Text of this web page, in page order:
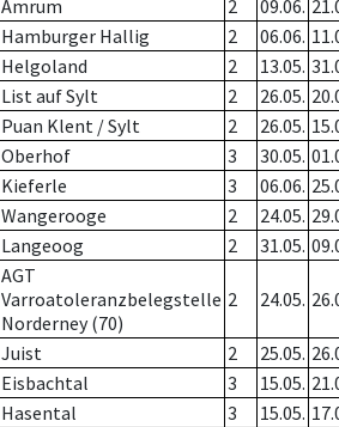
Amrum 2 09.06.
Hamburger Hallig 2 06.06.
Helgoland 2 13.05.
List auf Sylt 2 26.05.
Puan Klent / Sylt 2 26.05.
Oberhof 3 30.05.
Kieferle 3 06.06.
Wangerooge 2 24.05.
Langeoog 2 31.05.
AGT
Varroatoleranzbelegstelle
Norderney (70)
2 24.05.
Juist 2 25.05.
Eisbachtal 3 15.05.
Hasental 3 15.05.